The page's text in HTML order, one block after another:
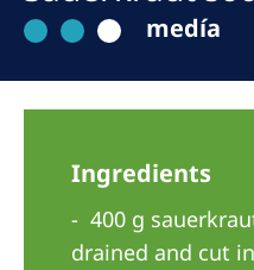
Slovenia
Spain
Switzerland
United Kingdom
medía
Ingredients
400 g
drained and cut